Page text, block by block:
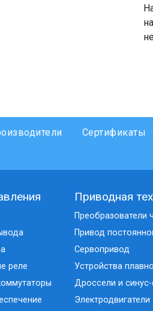
Сертификаты
реле
Приводная
Преобразователи
Привод
Сервопривод
Устройства
Дроссели и
Электродвигатели